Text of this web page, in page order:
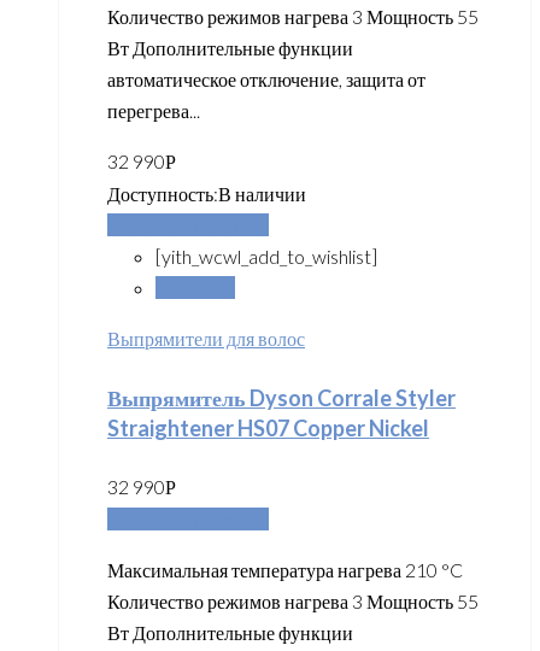
Количество режимов нагрева 3 Мощность 55
Вт Дополнительные функции
автоматическое отключение, защита от
перегрева...
32 990Р
Доступность:В наличии
[yith_wcwl_add_to_wishlist]
Выпрямители для волос
Выпрямитель Dyson Corrale Styler
Straightener HS07 Copper Nickel
32 990Р
Максимальная температура нагрева 210 °C
Количество режимов нагрева 3 Мощность 55
Вт Дополнительные функции